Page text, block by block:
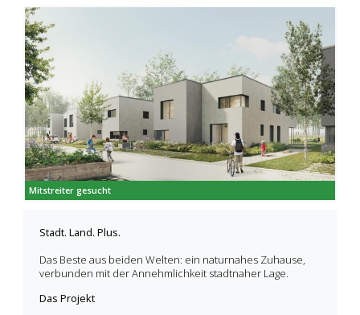
Mitstreiter gesucht
Stadt. Land. Plus.
Das Beste aus beiden Welten: ein naturnahes Zuhause,
verbunden mit der Annehmlichkeit stadtnaher Lage.
Das Projekt